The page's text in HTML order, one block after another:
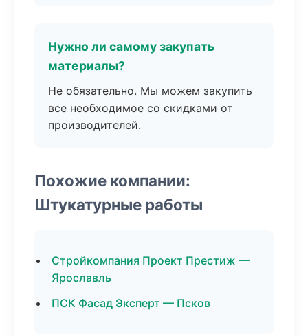
Нужно ли самому закупать
материалы?
Не обязательно. Мы можем закупить
все необходимое со скидками от
производителей.
Похожие компании:
Штукатурные работы
Стройкомпания Проект Престиж —
Ярославль
ПСК Фасад Эксперт — Псков